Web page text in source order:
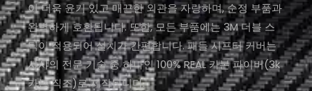
이 더욱 윤기 있고 매끈한 외관을 자랑하며, 순정 부품과
완벽하게 호환됩니다. 또한, 모든 부품에는 3M 더블 스
틱이 적용되어 설치가 간편합니다. 패들 시프터 커버는
샤샤의 전문 기술 중 하나인 100% REAL 카본 파이버(3k
카본 직조)로 제작됩니다.